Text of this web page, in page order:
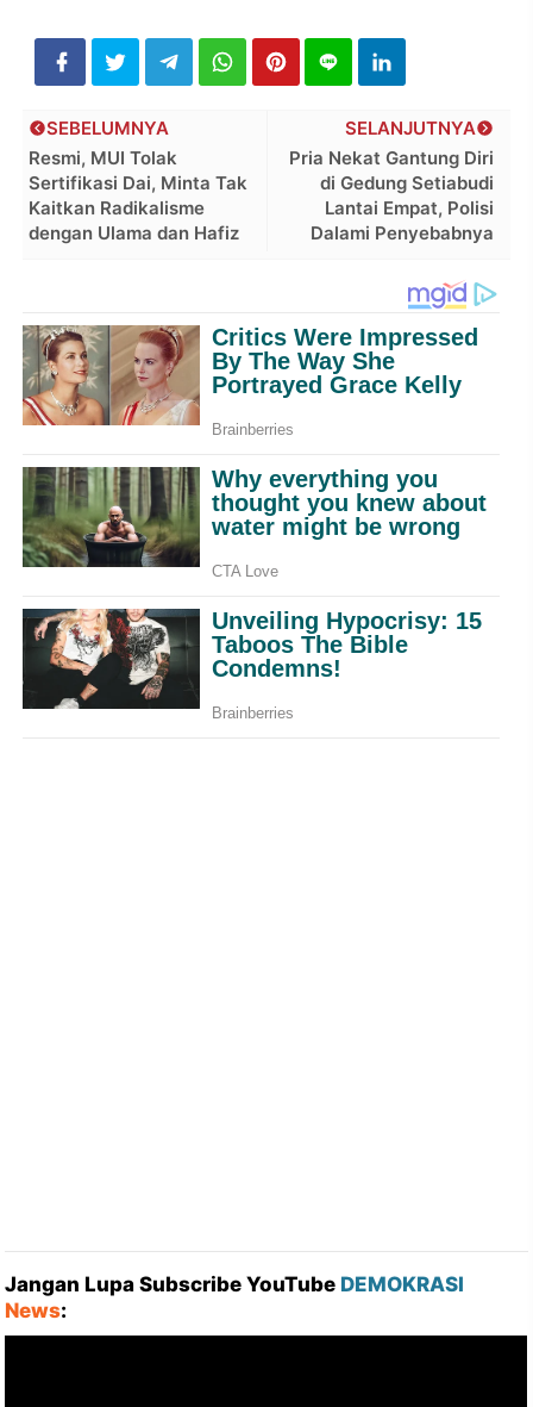
SELANJUTNYA
Pria Nekat Gantung Diri
di Gedung Setiabudi
Lantai Empat, Polisi
Dalami Penyebabnya
SEBELUMNYA
Resmi, MUI Tolak
Sertifikasi Dai, Minta Tak
Kaitkan Radikalisme
dengan Ulama dan Hafiz
Jangan Lupa Subscribe YouTube DEMOKRASI
News: